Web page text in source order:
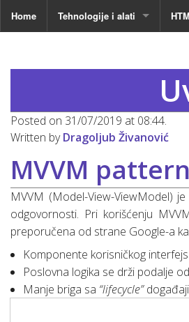
Home Tehnologije i alati
npm & yarn osnove
GIT
Git
Git
Objektno orjentisano
JSON (format za razmenu
Binarni sistem
Docker: Pokretanje aplikacija
Baze podataka
Posted on 31/07/2019 at 08:44.
Written byDragoljub Živanović
MVVM pattern
MVVM (Model-View-ViewModel)
odgovornosti. Pri korišćenju
preporučena od strane Google-a
Komponente korisničkog
Poslovna logika se drži podalje
Manje briga sa “lifecycle”